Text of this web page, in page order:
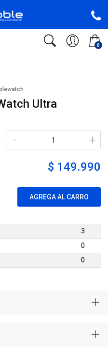
0
Ultra
+
-
$ 149.990
AGREGA AL CARRO
3
0
0